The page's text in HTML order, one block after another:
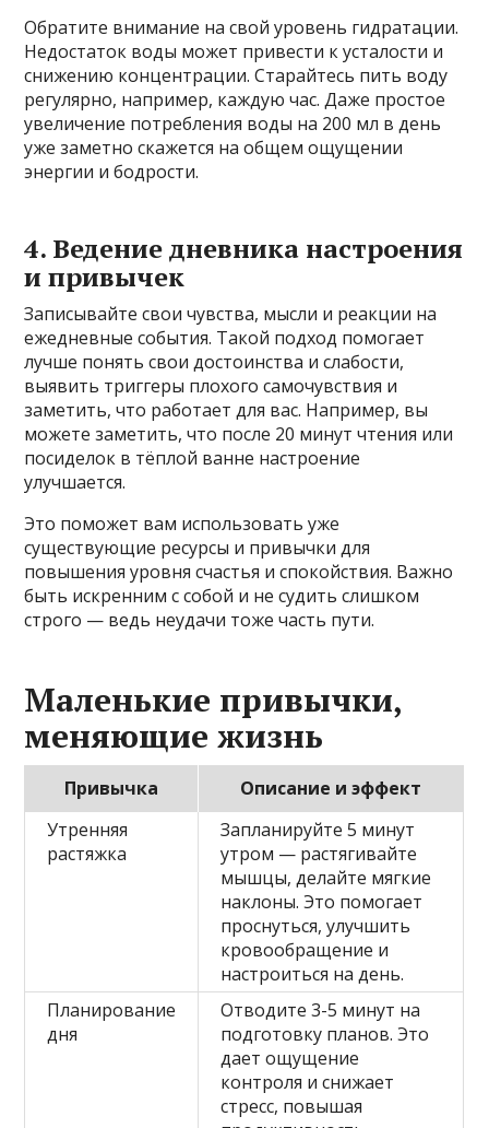
Обратите внимание на свой уровень гидратации.
Недостаток воды может привести к усталости и
снижению концентрации. Старайтесь пить воду
регулярно, например, каждую час. Даже простое
увеличение потребления воды на 200 мл в день
уже заметно скажется на общем ощущении
энергии и бодрости.
4. Ведение дневника настроения
и привычек
Записывайте свои чувства, мысли и реакции на
ежедневные события. Такой подход помогает
лучше понять свои достоинства и слабости,
выявить триггеры плохого самочувствия и
заметить, что работает для вас. Например, вы
можете заметить, что после 20 минут чтения или
посиделок в тёплой ванне настроение
улучшается.
Это поможет вам использовать уже
существующие ресурсы и привычки для
повышения уровня счастья и спокойствия. Важно
быть искренним с собой и не судить слишком
строго — ведь неудачи тоже часть пути.
Маленькие привычки,
меняющие жизнь
Привычка
Описание и эффект
Утренняя
растяжка
Запланируйте 5 минут
утром — растягивайте
мышцы, делайте мягкие
наклоны. Это помогает
проснуться, улучшить
кровообращение и
настроиться на день.
Планирование
дня
Отводите 3-5 минут на
подготовку планов. Это
дает ощущение
контроля и снижает
стресс, повышая